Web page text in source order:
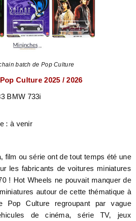
batch de Pop Culture
Culture 2025 / 2026
BMW 733i
: à venir
film ou série ont de tout temps été une
les fabricants de voitures miniatures
! Hot Wheels ne pouvait manquer de
autour de cette thématique à
Pop Culture regroupant par vague
de cinéma, série TV, jeux